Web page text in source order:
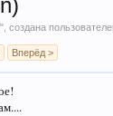
", создана
Вперёд >